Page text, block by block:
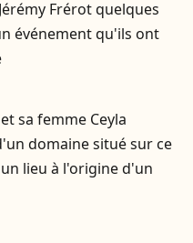
Frérot quelques
événement qu'ils ont
sa femme Ceyla
domaine situé sur ce
lieu à l'origine d'un